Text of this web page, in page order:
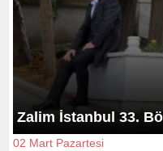
Zalim İstanbul 33.
02 Mart Pazartesi